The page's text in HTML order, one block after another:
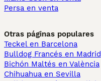
Persa en venta
Otras páginas populares
Teckel en Barcelona
Bulldog Francés en Madrid
Bichón Maltés en València
Chihuahua en Sevilla